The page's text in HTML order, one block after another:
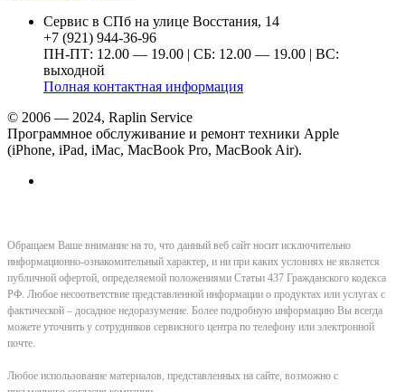
Сервис в СПб на улице Восстания, 14
+7 (921) 944-36-96
ПН-ПТ: 12.00 — 19.00 | СБ: 12.00 — 19.00 | ВС:
выходной
Полная контактная информация
© 2006 — 2024, Raplin Service
Программное обслуживание и ремонт техники Apple
(iPhone, iPad, iMac, MacBook Pro, MacBook Air).
Обращаем Ваше внимание на то, что данный веб сайт носит исключительно
информационно-ознакомительный характер, и ни при каких условиях не является
публичной офертой, определяемой положениями Статьи 437 Гражданского кодекса
РФ. Любое несоответствие представленной информации о продуктах или услугах с
фактической – досадное недоразумение. Более подробную информацию Вы всегда
можете уточнить у сотрудников сервисного центра по телефону или электронной
почте.
Любое использование материалов, представленных на сайте, возможно с